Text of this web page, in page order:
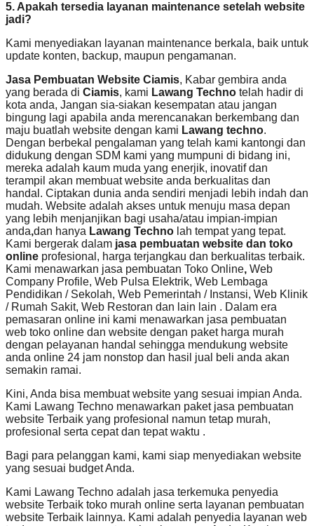
5. Apakah tersedia layanan maintenance setelah website
jadi?
Kami menyediakan layanan maintenance berkala, baik untuk
update konten, backup, maupun pengamanan.
Jasa Pembuatan Website Ciamis, Kabar gembira anda
yang berada di Ciamis, kami Lawang Techno telah hadir di
kota anda, Jangan sia-siakan kesempatan atau jangan
bingung lagi apabila anda merencanakan berkembang dan
maju buatlah website dengan kami Lawang techno.
Dengan berbekal pengalaman yang telah kami kantongi dan
didukung dengan SDM kami yang mumpuni di bidang ini,
mereka adalah kaum muda yang enerjik, inovatif dan
terampil akan membuat website anda berkualitas dan
handal. Ciptakan dunia anda sendiri menjadi lebih indah dan
mudah. Website adalah akses untuk menuju masa depan
yang lebih menjanjikan bagi usaha/atau impian-impian
anda,dan hanya Lawang Techno lah tempat yang tepat.
Kami bergerak dalam jasa pembuatan website dan toko
online profesional, harga terjangkau dan berkualitas terbaik.
Kami menawarkan jasa pembuatan Toko Online, Web
Company Profile, Web Pulsa Elektrik, Web Lembaga
Pendidikan / Sekolah, Web Pemerintah / Instansi, Web Klinik
/ Rumah Sakit, Web Restoran dan lain lain . Dalam era
pemasaran online ini kami menawarkan jasa pembuatan
web toko online dan website dengan paket harga murah
dengan pelayanan handal sehingga mendukung website
anda online 24 jam nonstop dan hasil jual beli anda akan
semakin ramai.
Kini, Anda bisa membuat website yang sesuai impian Anda.
Kami Lawang Techno menawarkan paket jasa pembuatan
website Terbaik yang profesional namun tetap murah,
profesional serta cepat dan tepat waktu .
Bagi para pelanggan kami, kami siap menyediakan website
yang sesuai budget Anda.
Kami Lawang Techno adalah jasa terkemuka penyedia
website Terbaik toko murah online serta layanan pembuatan
website Terbaik lainnya. Kami adalah penyedia layanan web